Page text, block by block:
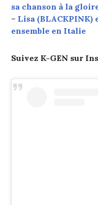
sa chanson à la
– Lisa
ensemble en Italie
Suivez K-GEN sur